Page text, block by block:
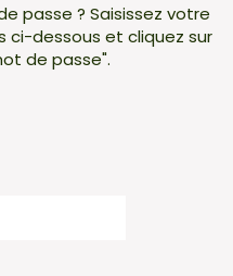
passe ? Saisissez votre
ci-dessous et cliquez sur
de passe".